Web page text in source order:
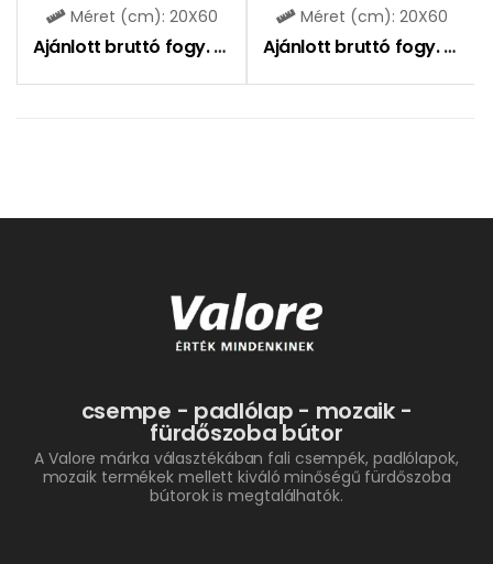
Méret (cm): 20X60
Ajánlott bruttó fogy. ár: 7990Ft
Méret (cm): 20X60
Ajánlott bruttó fogy. ár:
csempe - padlólap - mozaik -
fürdőszoba bútor
A Valore márka választékában fali csempék, padlólapok,
mozaik termékek mellett kiváló minőségű fürdőszoba
bútorok is megtalálhatók.